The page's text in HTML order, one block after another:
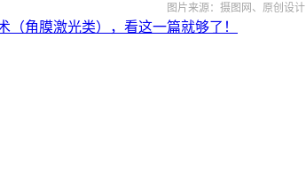
图片来源：摄图网、原创设计
（角膜激光类），看这一篇就够了！